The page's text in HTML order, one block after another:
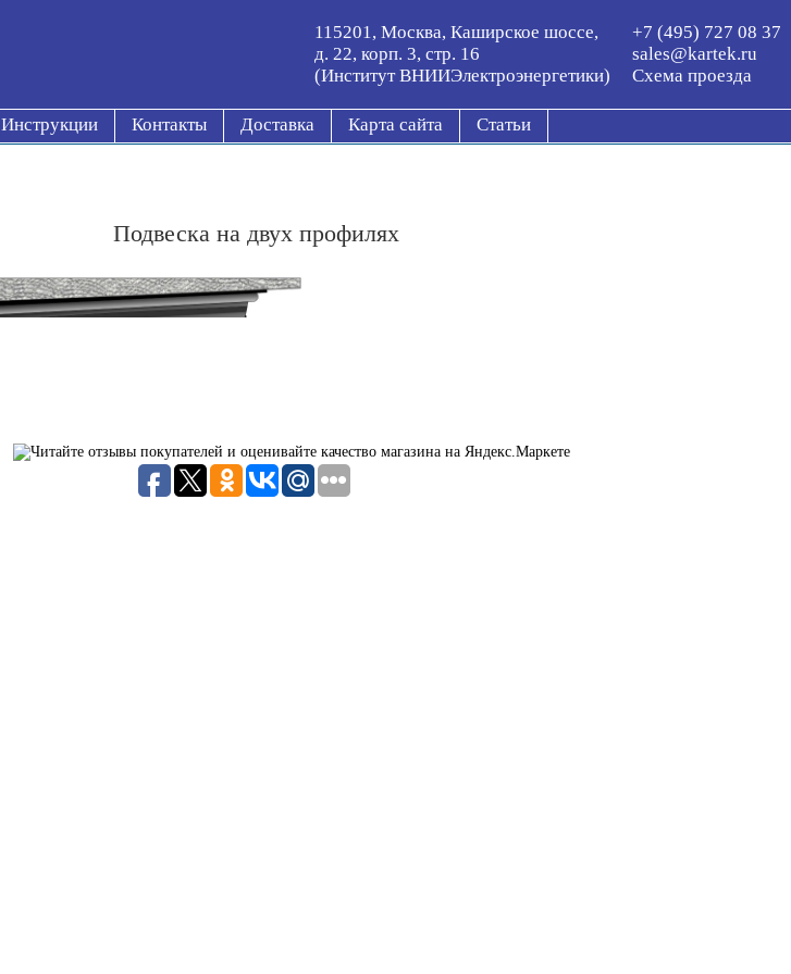
115201, Москва, Каширское шоссе,
д. 22, корп. 3, стр. 16
(Институт ВНИИЭлектроэнергетики)
+7 (495) 727 08 37
sales@kartek.ru
Схема проезда
Инструкции Контакты Доставка Карта сайта Статьи
Подвеска на двух профилях